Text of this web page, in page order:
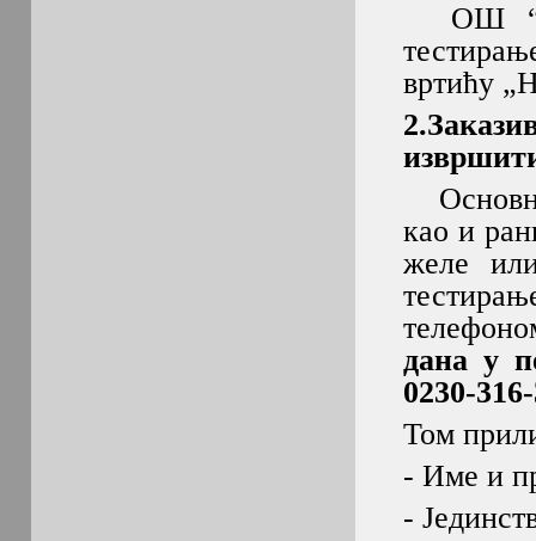
ОШ
вртићу
као и
желе
дана у
0230-
Том
- Име и
-